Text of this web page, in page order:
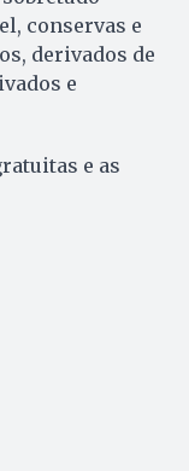
conservas e
derivados de
e
e as